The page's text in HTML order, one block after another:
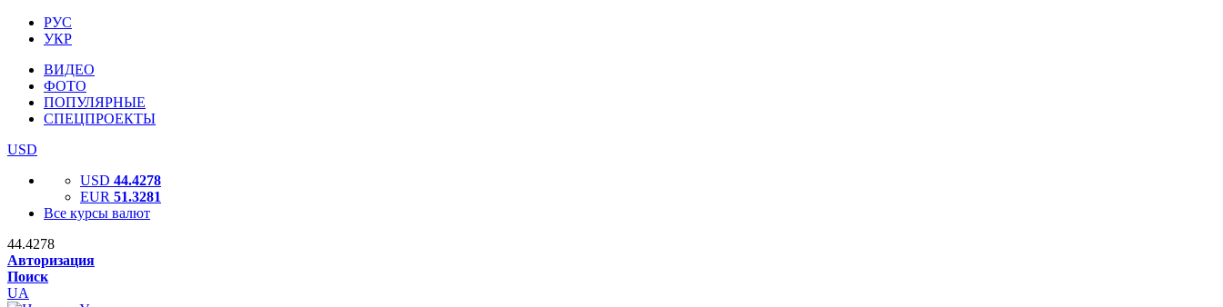
РУС
УКР
ВИДЕО
ФОТО
ПОПУЛЯРНЫЕ
СПЕЦПРОЕКТЫ
USD
USD 44.4278
EUR 51.3281
Все курсы валют
44.4278
Авторизация
Поиск
UA